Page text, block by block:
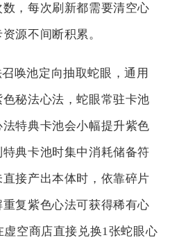
，每次刷新都需要清空心
源不间断积累。
唤池定向抽取蛇眼，通用
秘法心法，蛇眼常驻卡池
特典卡池会小幅提升紫色
典卡池时集中消耗储备符
接产出本体时，依靠碎片
复紫色心法可获得稀有心
空商店直接兑换1张蛇眼心